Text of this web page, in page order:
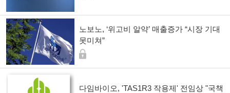
노보노, ‘위고비 알약’ 매출증가 “시장 기대
못미쳐”
다임바이오, 'TAS1R3 작용제' 전임상 "국책